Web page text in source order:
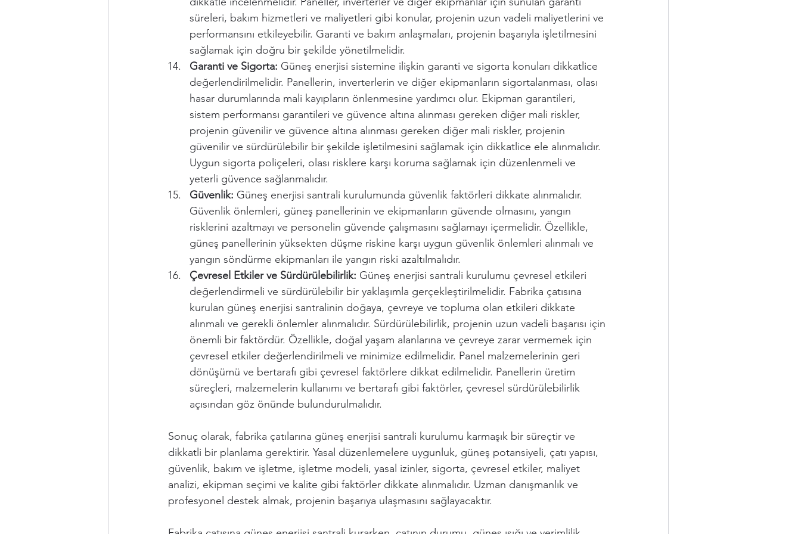
süreleri, bakım hizmetleri ve maliyetleri gibi konular, projenin uzun vadeli maliyetlerini ve
performansını etkileyebilir. Garanti ve bakım anlaşmaları, projenin başarıyla işletilmesini
sağlamak için doğru bir şekilde yönetilmelidir.
Garanti ve Sigorta: Güneş enerjisi sistemine ilişkin garanti ve sigorta konuları dikkatlice
değerlendirilmelidir. Panellerin, inverterlerin ve diğer ekipmanların sigortalanması, olası
hasar durumlarında mali kayıpların önlenmesine yardımcı olur. Ekipman garantileri,
sistem performansı garantileri ve güvence altına alınması gereken diğer mali riskler,
projenin güvenilir ve güvence altına alınması gereken diğer mali riskler, projenin
güvenilir ve sürdürülebilir bir şekilde işletilmesini sağlamak için dikkatlice ele alınmalıdır.
Uygun sigorta poliçeleri, olası risklere karşı koruma sağlamak için düzenlenmeli ve
yeterli güvence sağlanmalıdır.
Güvenlik: Güneş enerjisi santrali kurulumunda güvenlik faktörleri dikkate alınmalıdır.
Güvenlik önlemleri, güneş panellerinin ve ekipmanların güvende olmasını, yangın
risklerini azaltmayı ve personelin güvende çalışmasını sağlamayı içermelidir. Özellikle,
güneş panellerinin yüksekten düşme riskine karşı uygun güvenlik önlemleri alınmalı ve
yangın söndürme ekipmanları ile yangın riski azaltılmalıdır.
Çevresel Etkiler ve Sürdürülebilirlik: Güneş enerjisi santrali kurulumu çevresel etkileri
değerlendirmeli ve sürdürülebilir bir yaklaşımla gerçekleştirilmelidir. Fabrika çatısına
kurulan güneş enerjisi santralinin doğaya, çevreye ve topluma olan etkileri dikkate
alınmalı ve gerekli önlemler alınmalıdır. Sürdürülebilirlik, projenin uzun vadeli başarısı için
önemli bir faktördür. Özellikle, doğal yaşam alanlarına ve çevreye zarar vermemek için
çevresel etkiler değerlendirilmeli ve minimize edilmelidir. Panel malzemelerinin geri
dönüşümü ve bertarafı gibi çevresel faktörlere dikkat edilmelidir. Panellerin üretim
süreçleri, malzemelerin kullanımı ve bertarafı gibi faktörler, çevresel sürdürülebilirlik
açısından göz önünde bulundurulmalıdır.
Sonuç olarak, fabrika çatılarına güneş enerjisi santrali kurulumu karmaşık bir süreçtir ve
dikkatli bir planlama gerektirir. Yasal düzenlemelere uygunluk, güneş potansiyeli, çatı yapısı,
güvenlik, bakım ve işletme, işletme modeli, yasal izinler, sigorta, çevresel etkiler, maliyet
analizi, ekipman seçimi ve kalite gibi faktörler dikkate alınmalıdır. Uzman danışmanlık ve
profesyonel destek almak, projenin başarıya ulaşmasını sağlayacaktır.